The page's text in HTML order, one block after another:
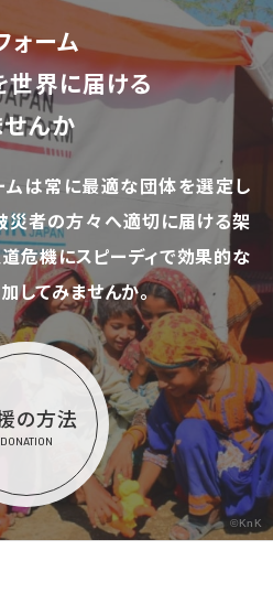
ォーム
世界に届ける
んか
ムは常に最適な団体を選定し
災者の方々へ適切に届ける架
危機にスピーディで効果的な
してみませんか。
の方法
DONATION
©KnK